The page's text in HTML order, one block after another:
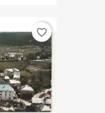
favorite_border